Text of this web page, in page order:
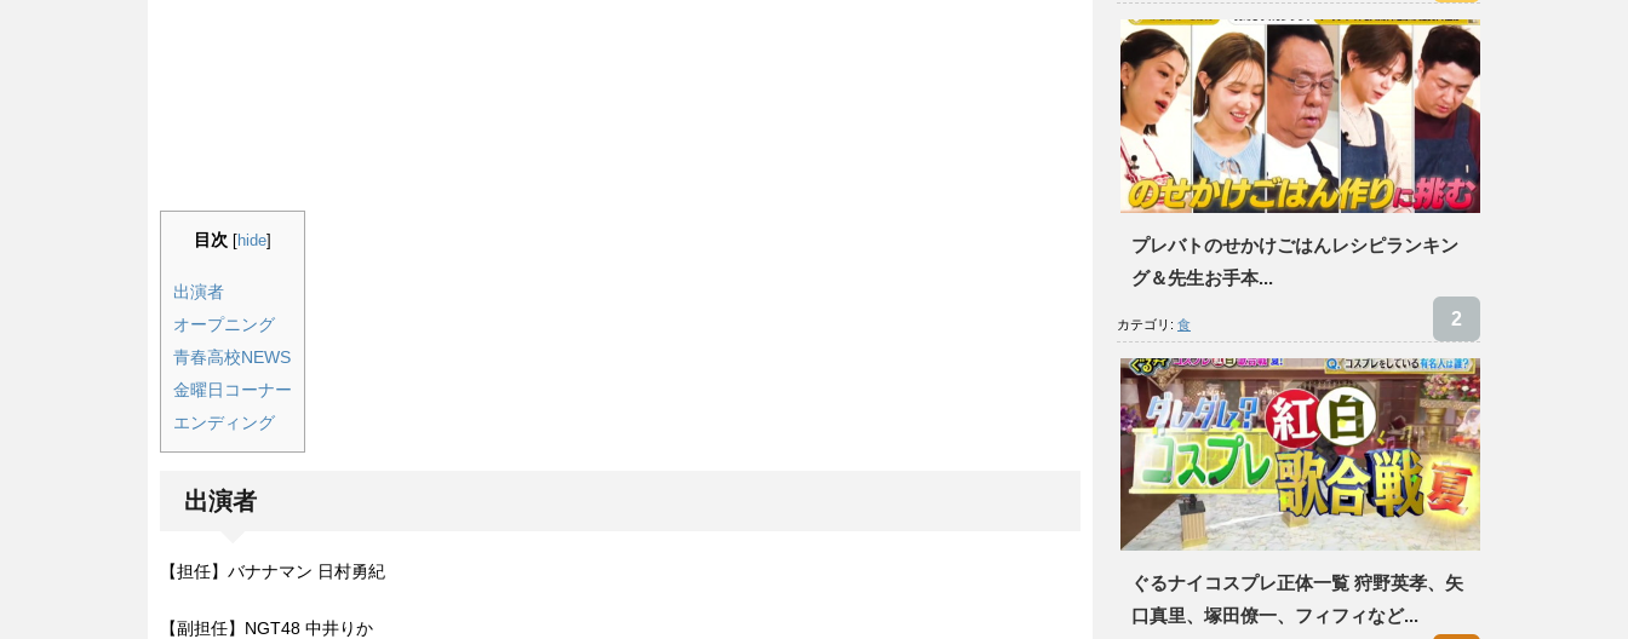
目次 [hide]
出演者
オープニング
青春高校NEWS
金曜日コーナー
エンディング
出演者
【担任】バナナマン 日村勇紀
【副担任】NGT48 中井りか
プレバトのせかけごはんレシピランキン
グ＆先生お手本...
カテゴリ: 食
ぐるナイコスプレ正体一覧 狩野英孝、矢
口真里、塚田僚一、フィフィなど...